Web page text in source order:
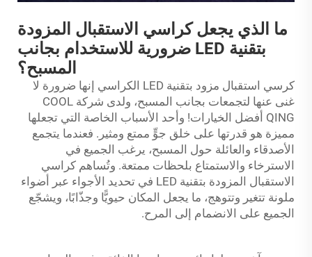
ما الذي يجعل كراسي الاستقبال المزودة
بتقنية LED ضرورية للاستخدام بجانب
المسبح؟
كرسي استقبال مزود بتقنية LED الكراسي إنها ضرورة لا
غنى عنها لتجمعات بجانب المسبح، ولدى شركة COOL
QING أفضل الخيارات! وأحد الأسباب الخاصة التي تجعلها
مميزة هو قدرتها على خلق جوٍّ ممتع ومثير. فعندما يتجمع
الأصدقاء والعائلة حول المسبح، يرغب الجميع في
الاسترخاء والاستمتاع بلحظات ممتعة. وتُساهم كراسي
الاستقبال المزودة بتقنية LED في تحديد الأجواء عبر أضواء
ملونة تتغير وتتوهج، ما يجعل المكان حيويًّا وجذّابًا، ويشجّع
الجميع على الانضمام إلى المرح.